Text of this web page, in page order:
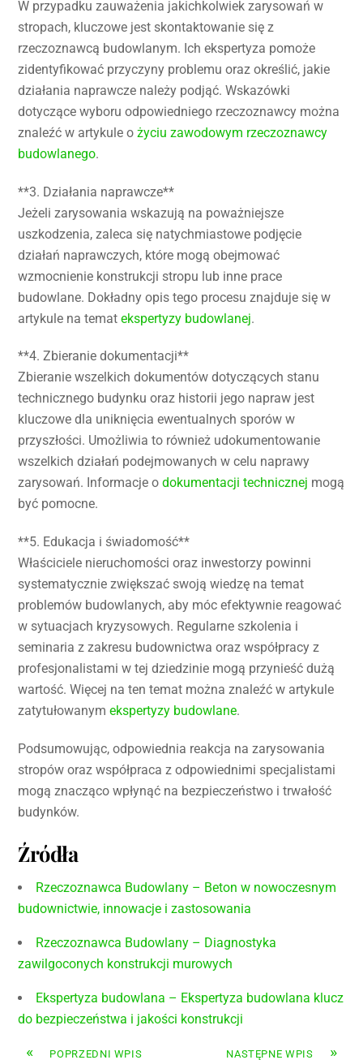
W przypadku zauważenia jakichkolwiek zarysowań w
stropach, kluczowe jest skontaktowanie się z
rzeczoznawcą budowlanym. Ich ekspertyza pomoże
zidentyfikować przyczyny problemu oraz określić, jakie
działania naprawcze należy podjąć. Wskazówki
dotyczące wyboru odpowiedniego rzeczoznawcy można
znaleźć w artykule ożyciu zawodowym rzeczoznawcy
budowlanego.
**3. Działania naprawcze**
Jeżeli zarysowania wskazują na poważniejsze
uszkodzenia, zaleca się natychmiastowe podjęcie
działań naprawczych, które mogą obejmować
wzmocnienie konstrukcji stropu lub inne prace
budowlane. Dokładny opis tego procesu znajduje się w
artykule na tematekspertyzy budowlanej.
**4. Zbieranie dokumentacji**
Zbieranie wszelkich dokumentów dotyczących stanu
technicznego budynku oraz historii jego napraw jest
kluczowe dla uniknięcia ewentualnych sporów w
przyszłości. Umożliwia to również udokumentowanie
wszelkich działań podejmowanych w celu naprawy
zarysowań. Informacje odokumentacji technicznej mogą
być pomocne.
**5. Edukacja i świadomość**
Właściciele nieruchomości oraz inwestorzy powinni
systematycznie zwiększać swoją wiedzę na temat
problemów budowlanych, aby móc efektywnie reagować
w sytuacjach kryzysowych. Regularne szkolenia i
seminaria z zakresu budownictwa oraz współpracy z
profesjonalistami w tej dziedzinie mogą przynieść dużą
wartość. Więcej na ten temat można znaleźć w artykule
zatytułowanymekspertyzy budowlane.
Podsumowując, odpowiednia reakcja na zarysowania
stropów oraz współpraca z odpowiednimi specjalistami
mogą znacząco wpłynąć na bezpieczeństwo i trwałość
budynków.
Źródła
Rzeczoznawca Budowlany – Beton w nowoczesnym
budownictwie, innowacje i zastosowania
Rzeczoznawca Budowlany – Diagnostyka
zawilgoconych konstrukcji murowych
Ekspertyza budowlana – Ekspertyza budowlana klucz
do bezpieczeństwa i jakości konstrukcji
« POPRZEDNI WPIS »
NASTĘPNE WPIS